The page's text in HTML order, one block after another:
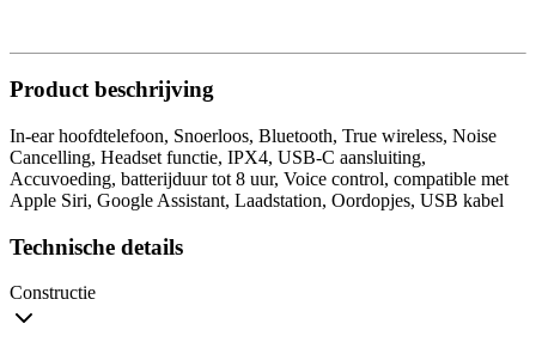
Product beschrijving
In-ear hoofdtelefoon, Snoerloos, Bluetooth, True wireless, Noise
Cancelling, Headset functie, IPX4, USB-C aansluiting,
Accuvoeding, batterijduur tot 8 uur, Voice control, compatible met
Apple Siri, Google Assistant, Laadstation, Oordopjes, USB kabel
Technische details
Constructie